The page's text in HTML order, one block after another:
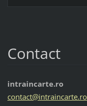
Contact
intraincarte.ro
contact@intraincarte.ro